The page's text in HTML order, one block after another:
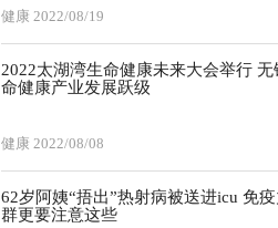
健康 2022/08/19
2022太湖湾生命健康未来大会举行 无
命健康产业发展跃级
健康 2022/08/08
62岁阿姨“捂出”热射病被送进icu 免疫
群更要注意这些